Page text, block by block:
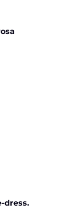
dress.